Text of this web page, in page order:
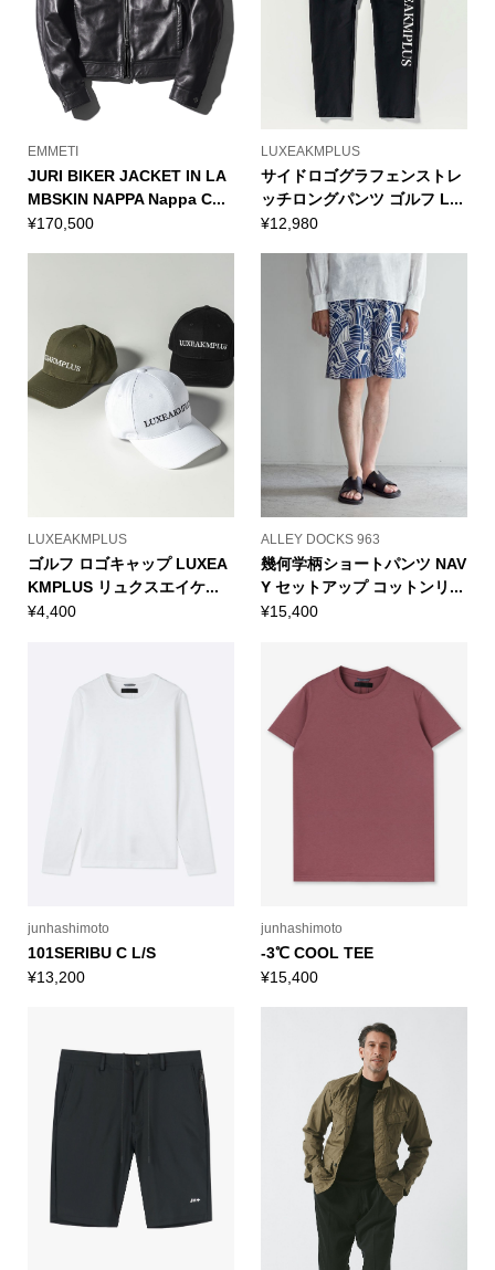
EMMETI
JURI BIKER JACKET IN LA
MBSKIN NAPPA Nappa C...
¥170,500
LUXEAKMPLUS
サイドロゴグラフェンストレ
ッチロングパンツ ゴルフ L...
¥12,980
LUXEAKMPLUS
ゴルフ ロゴキャップ LUXEA
KMPLUS リュクスエイケ...
¥4,400
ALLEY DOCKS 963
幾何学柄ショートパンツ NAV
Y セットアップ コットンリ...
¥15,400
junhashimoto
101SERIBU C L/S
¥13,200
junhashimoto
-3℃ COOL TEE
¥15,400